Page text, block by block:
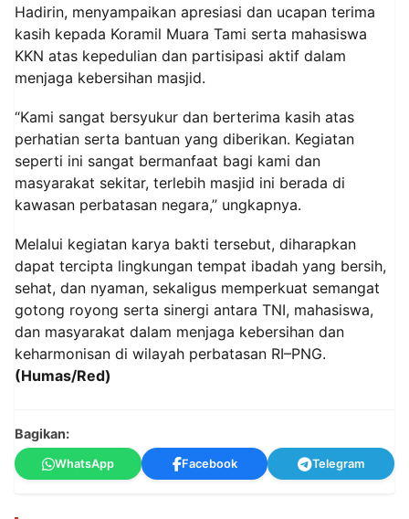
Hadirin, menyampaikan apresiasi dan ucapan terima
kasih kepada Koramil Muara Tami serta mahasiswa
KKN atas kepedulian dan partisipasi aktif dalam
menjaga kebersihan masjid.
“Kami sangat bersyukur dan berterima kasih atas
perhatian serta bantuan yang diberikan. Kegiatan
seperti ini sangat bermanfaat bagi kami dan
masyarakat sekitar, terlebih masjid ini berada di
kawasan perbatasan negara,” ungkapnya.
Melalui kegiatan karya bakti tersebut, diharapkan
dapat tercipta lingkungan tempat ibadah yang bersih,
sehat, dan nyaman, sekaligus memperkuat semangat
gotong royong serta sinergi antara TNI, mahasiswa,
dan masyarakat dalam menjaga kebersihan dan
keharmonisan di wilayah perbatasan RI–PNG.
(Humas/Red)
Bagikan:
WhatsApp Facebook Telegram